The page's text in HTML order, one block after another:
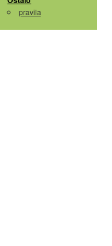
pravila